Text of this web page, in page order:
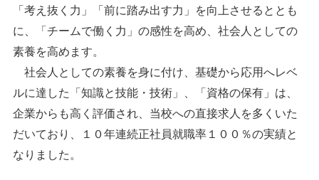
「考え抜く力」「前に踏み出す力」を向上させるととも
に、「チームで働く力」の感性を高め、社会人としての
素養を高めます。
社会人としての素養を身に付け、基礎から応用へレベ
ルに達した「知識と技能・技術」、「資格の保有」は、
企業からも高く評価され、当校への直接求人を多くいた
だいており、１０年連続正社員就職率１００％の実績と
なりました。